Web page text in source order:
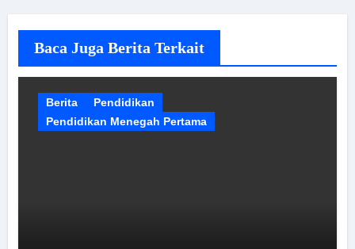
Baca Juga Berita Terkait
Berita
Pendidikan
Pendidikan Menegah Pertama